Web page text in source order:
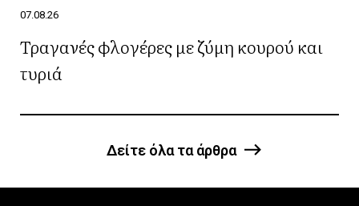
07.08.26
Τραγανές φλογέρες με ζύμη κουρού και
τυριά
Δείτε όλα τα άρθρα